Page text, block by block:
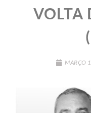
VOLTA
MARÇO